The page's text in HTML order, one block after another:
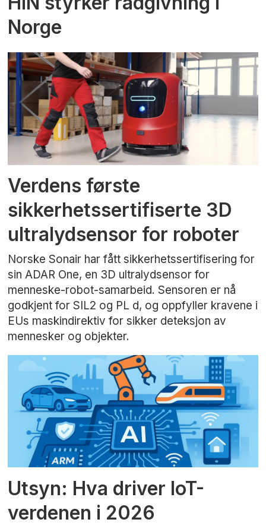
Norge
Verdens første
sikkerhetssertifiserte 3D
ultralydsensor for roboter
Norske Sonair har fått sikkerhetssertifisering for
sin ADAR One, en 3D ultralydsensor for
menneske-robot-samarbeid. Sensoren er nå
godkjent for SIL2 og PL d, og oppfyller kravene i
EUs maskindirektiv for sikker deteksjon av
mennesker og objekter.
Utsyn: Hva driver IoT-
verdenen i 2026